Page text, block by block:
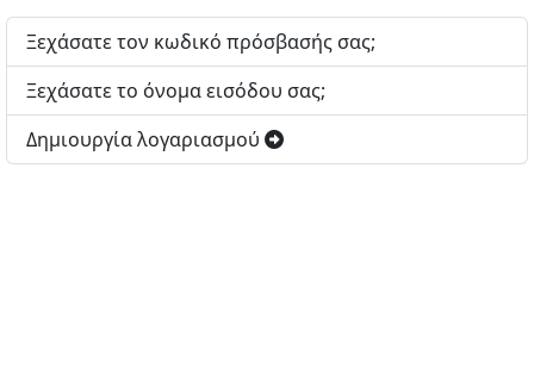
Ξεχάσατε τον κωδικό πρόσβασής σας;
Ξεχάσατε το όνομα εισόδου σας;
Δημιουργία λογαριασμού